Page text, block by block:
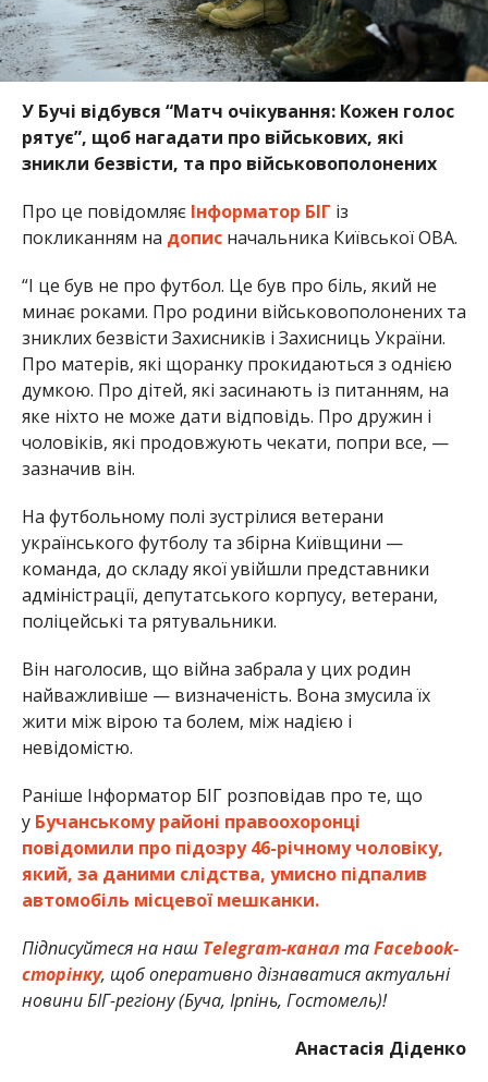
У Бучі відбувся “Матч очікування: Кожен голос
рятує”, щоб нагадати про військових, які
зникли безвісти, та про військовополонених
Про це повідомляє Інформатор БІГ із
покликанням на допис начальника Київської ОВА.
“І це був не про футбол. Це був про біль, який не
минає роками. Про родини військовополонених та
зниклих безвісти Захисників і Захисниць України.
Про матерів, які щоранку прокидаються з однією
думкою. Про дітей, які засинають із питанням, на
яке ніхто не може дати відповідь. Про дружин і
чоловіків, які продовжують чекати, попри все, —
зазначив він.
На футбольному полі зустрілися ветерани
українського футболу та збірна Київщини —
команда, до складу якої увійшли представники
адміністрації, депутатського корпусу, ветерани,
поліцейські та рятувальники.
Він наголосив, що війна забрала у цих родин
найважливіше — визначеність. Вона змусила їх
жити між вірою та болем, між надією і
невідомістю.
Раніше Інформатор БІГ розповідав про те, що
у Бучанському районі правоохоронці
повідомили про підозру 46-річному чоловіку,
який, за даними слідства, умисно підпалив
автомобіль місцевої мешканки.
Підписуйтеся на наш Telegram-каналтаFacebook-
сторінку, щоб оперативно дізнаватися актуальні
новини БІГ-регіону (Буча, Ірпінь, Гостомель)!
Анастасія Діденко